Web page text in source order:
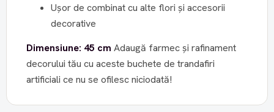
Ușor de combinat cu alte flori și accesorii
decorative
Dimensiune: 45 cm Adaugă farmec și rafinament
decorului tău cu aceste buchete de trandafiri
artificiali ce nu se ofilesc niciodată!